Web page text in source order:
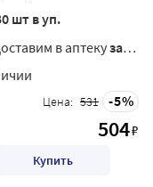
шт в уп.
в аптекузавтра
Цена: 531 5
504₽
Купить